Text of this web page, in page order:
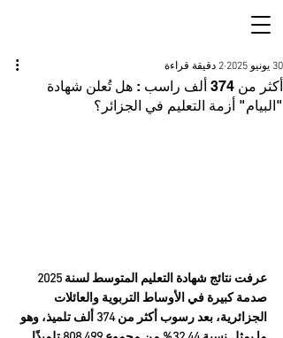
أكثر من 374 ألف راسب : هل تُعلن شهادة
"البيام" أزمة التعليم في الجزائر؟
30 يونيو 2025 2 دقيقة قراءة
صدمة كبيرة في الأوساط التربوية والعائلات
الجزائرية، بعد رسوب أكثر من 374 ألف تلميذ، وهو